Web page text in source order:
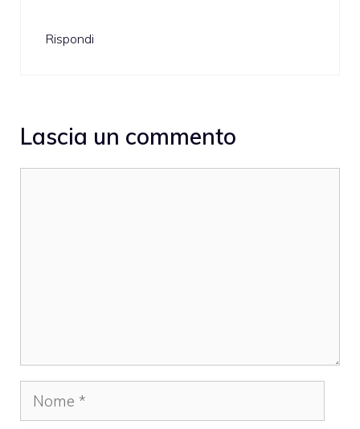
Rispondi
Lascia un commento
Nome